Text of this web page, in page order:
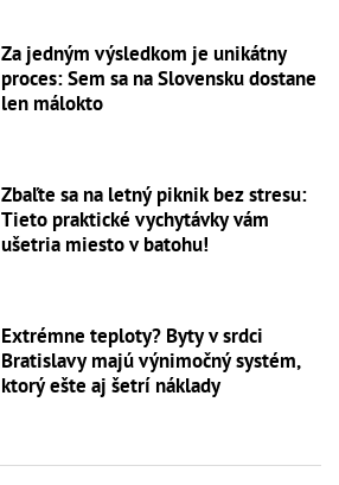
Za jedným výsledkom je unikátny
proces: Sem sa na Slovensku dostane
len málokto
Zbaľte sa na letný piknik bez stresu:
Tieto praktické vychytávky vám
ušetria miesto v batohu!
Extrémne teploty? Byty v srdci
Bratislavy majú výnimočný systém,
ktorý ešte aj šetrí náklady